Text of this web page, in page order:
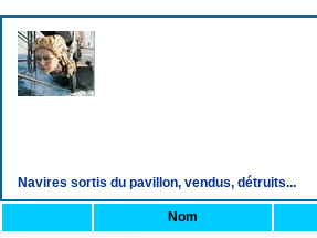
Navires sortis du pavillon, vendus, détruits...
Nom